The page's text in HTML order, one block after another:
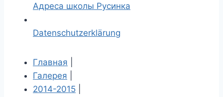
Адреса школы Русинка
Datenschutzerklärung
Главная
Галерея
2014-2015